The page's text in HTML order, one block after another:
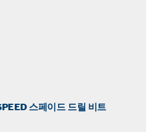
스페이드 드릴 비트